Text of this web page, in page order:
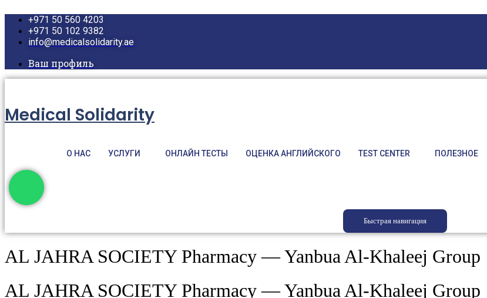
содержимому
+971 50 560 4203
+971 50 102 9382
info@medicalsolidarity.ae
Ваш профиль
Medical Solidarity
О НАС УСЛУГИ ОНЛАЙН ТЕСТЫ ОЦЕНКА АНГЛИЙСКОГО TEST CENTER ПОЛЕЗНОЕ
Быстрая навигация
AL JAHRA SOCIETY Pharmacy — Yanbua Al-Khaleej Group
AL JAHRA SOCIETY Pharmacy — Yanbua Al-Khaleej Group